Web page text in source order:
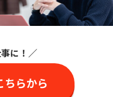
に ！／
ちらから